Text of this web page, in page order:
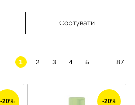
Сортувати
1 2 3 4 5 87
-20% -20%